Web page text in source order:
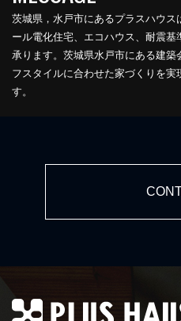
茨城県，水戸市にあるプラスハウ
ール電化住宅、エコハウス、耐震
承ります。茨城県水戸市にある建築
フスタイルに合わせた家づくりを実
す。